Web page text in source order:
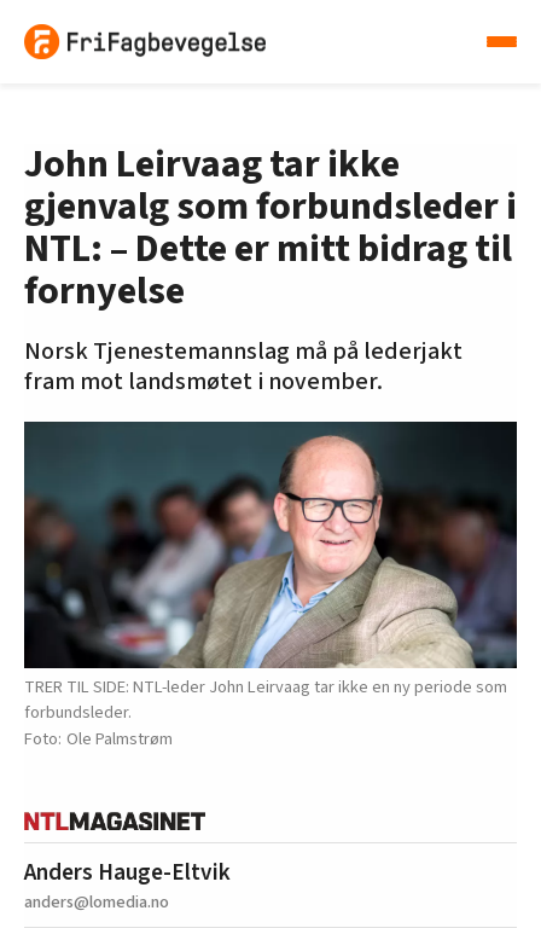
John Leirvaag tar ikke
gjenvalg som forbundsleder i
NTL: – Dette er mitt bidrag til
fornyelse
Norsk Tjenestemannslag må på lederjakt
fram mot landsmøtet i november.
TRER TIL SIDE: NTL-leder John Leirvaag tar ikke en ny periode som
forbundsleder.
Ole Palmstrøm
Anders Hauge-Eltvik
anders@lomedia.no